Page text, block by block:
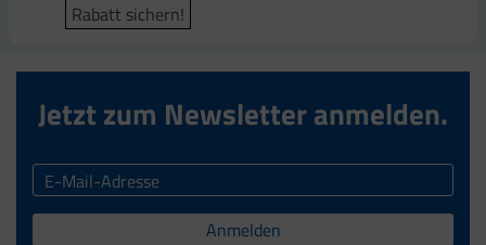
Rabatt sichern!
Rabatt sichern!
Rabatt sichern!
Jetzt zum Newsletter anmelden.
Anmelden